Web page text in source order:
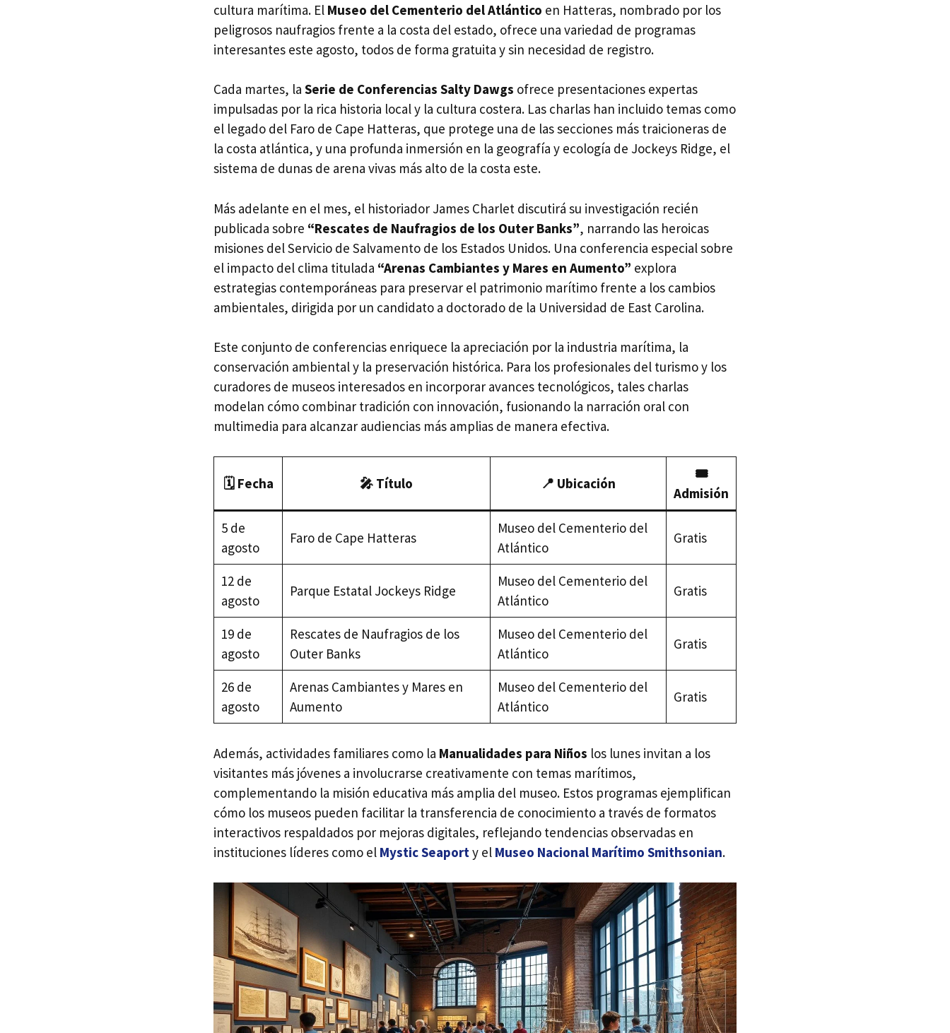
cultura marítima. El Museo del Cementerio del Atlántico en Hatteras, nombrado por los
peligrosos naufragios frente a la costa del estado, ofrece una variedad de programas
interesantes este agosto, todos de forma gratuita y sin necesidad de registro.
Cada martes, la Serie de Conferencias Salty Dawgs ofrece presentaciones expertas
impulsadas por la rica historia local y la cultura costera. Las charlas han incluido temas como
el legado del Faro de Cape Hatteras, que protege una de las secciones más traicioneras de
la costa atlántica, y una profunda inmersión en la geografía y ecología de Jockeys Ridge, el
sistema de dunas de arena vivas más alto de la costa este.
Más adelante en el mes, el historiador James Charlet discutirá su investigación recién
publicada sobre “Rescates de Naufragios de los Outer Banks”, narrando las heroicas
misiones del Servicio de Salvamento de los Estados Unidos. Una conferencia especial sobre
el impacto del clima titulada “Arenas Cambiantes y Mares en Aumento” explora
estrategias contemporáneas para preservar el patrimonio marítimo frente a los cambios
ambientales, dirigida por un candidato a doctorado de la Universidad de East Carolina.
Este conjunto de conferencias enriquece la apreciación por la industria marítima, la
conservación ambiental y la preservación histórica. Para los profesionales del turismo y los
curadores de museos interesados en incorporar avances tecnológicos, tales charlas
modelan cómo combinar tradición con innovación, fusionando la narración oral con
multimedia para alcanzar audiencias más amplias de manera efectiva.
🗓️ Fecha 🎤 Título 📍 Ubicación
🎟️
Admisión
5 de
agosto
Faro de Cape Hatteras
Museo del Cementerio del
Atlántico
Gratis
12 de
agosto
Parque Estatal Jockeys Ridge
Museo del Cementerio del
Atlántico
Gratis
19 de
agosto
Rescates de Naufragios de los
Outer Banks
Museo del Cementerio del
Atlántico
Gratis
26 de
agosto
Arenas Cambiantes y Mares en
Aumento
Museo del Cementerio del
Atlántico
Gratis
Además, actividades familiares como la Manualidades para Niños los lunes invitan a los
visitantes más jóvenes a involucrarse creativamente con temas marítimos,
complementando la misión educativa más amplia del museo. Estos programas ejemplifican
cómo los museos pueden facilitar la transferencia de conocimiento a través de formatos
interactivos respaldados por mejoras digitales, reflejando tendencias observadas en
instituciones líderes como el Mystic Seaporty el Museo Nacional Marítimo Smithsonian.